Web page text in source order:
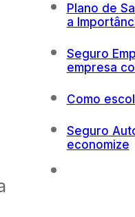
Plano de
a
Seguro
empresa
Como
Seguro
economize